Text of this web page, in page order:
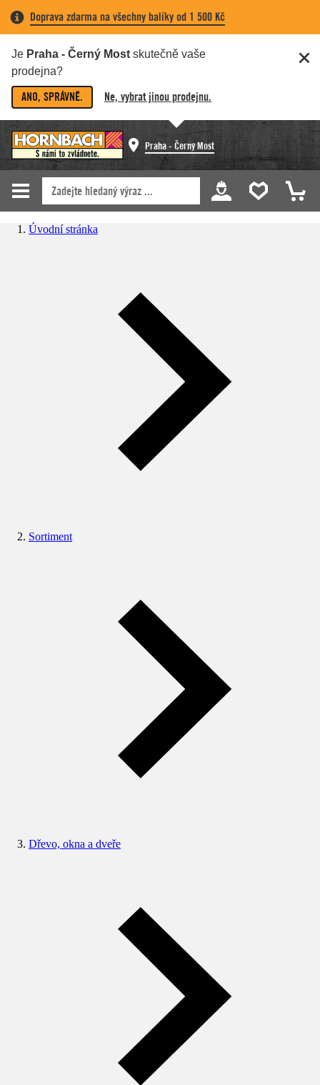
Doprava zdarma na všechny balíky od 1 500 Kč
Je Praha - Černý Most skutečně vaše
prodejna?
ANO, SPRÁVNĚ. Ne, vybrat jinou prodejnu.
Praha - Černý Most
Úvodní stránka
Sortiment
Dřevo, okna a dveře